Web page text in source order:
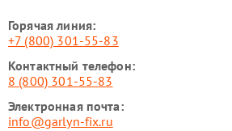
Горячая линия:
+7 (800) 301-55-83
Контактный телефон:
8 (800) 301-55-83
Электронная почта:
info@garlyn-fix.ru